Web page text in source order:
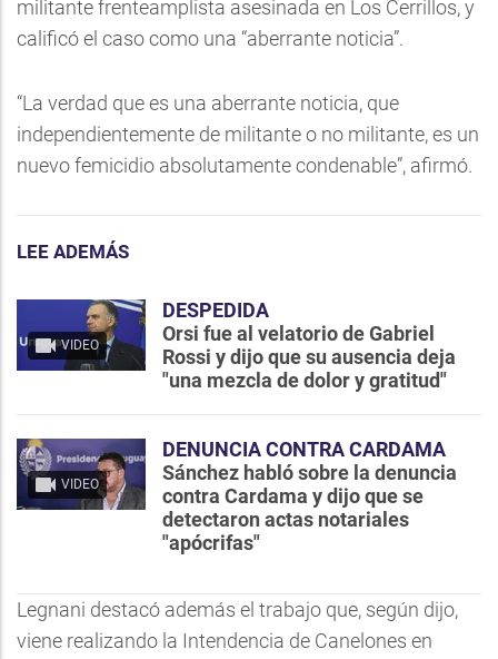
militante frenteamplista asesinada en Los Cerrillos, y
calificó el caso como una “aberrante noticia”.
“La verdad que es una aberrante noticia, que
independientemente de militante o no militante, es un
nuevo femicidio absolutamente condenable”, afirmó.
LEE ADEMÁS
VIDEO
DESPEDIDA
Orsi fue al velatorio de Gabriel
Rossi y dijo que su ausencia deja
"una mezcla de dolor y gratitud"
VIDEO
DENUNCIA CONTRA CARDAMA
Sánchez habló sobre la denuncia
contra Cardama y dijo que se
detectaron actas notariales
"apócrifas"
Legnani destacó además el trabajo que, según dijo,
viene realizando la Intendencia de Canelones en